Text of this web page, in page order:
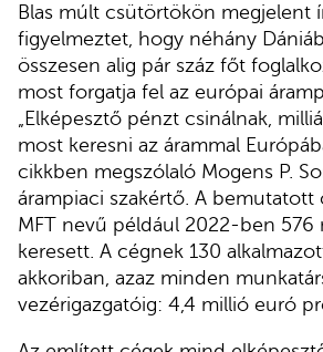
Blas múlt csütörtökön megjelent
figyelmeztet, hogy néhány
összesen alig pár száz főt
most forgatja fel az európai
„Elképesztő pénzt csinálnak,
most keresni az árammal
cikkben megszólaló Mogens P.
árampiaci szakértő. A bemutatott
MFT nevű például 2022-ben 576
keresett. A cégnek 130
akkoriban, azaz minden
vezérigazgatóig: 4,4 millió euró